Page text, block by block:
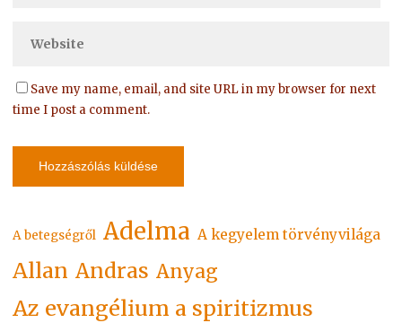
Save my name, email, and site URL in my browser for next
time I post a comment.
A betegségről Adelma A kegyelem törvényvilága
Allan Andras Anyag
Az evangélium a spiritizmus